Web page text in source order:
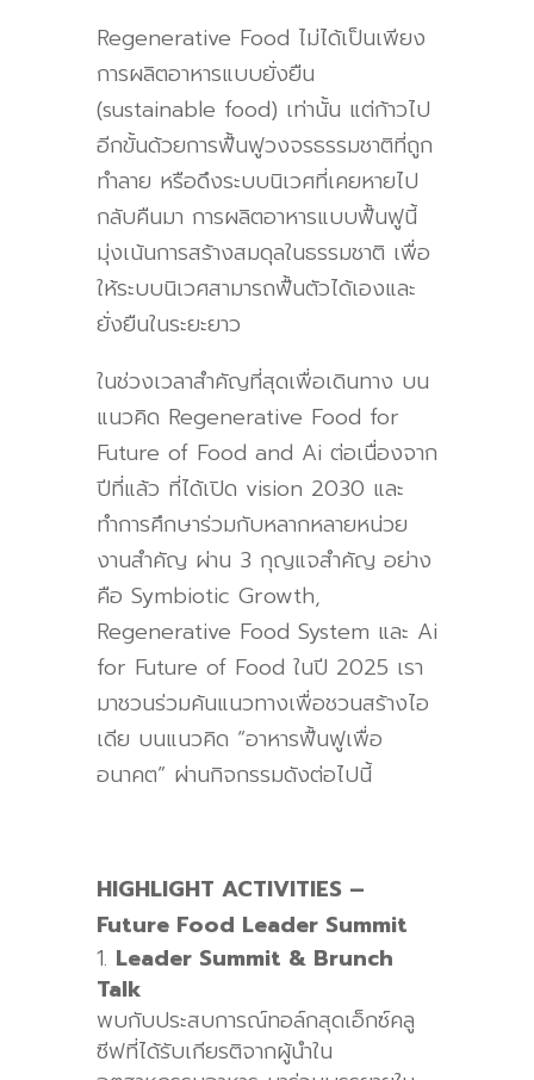
Regenerative Food ไม่ได้เป็นเพียง
การผลิตอาหารแบบยั่งยืน
(sustainable food) เท่านั้น แต่ก้าวไป
อีกขั้นด้วยการฟื้นฟูวงจรธรรมชาติที่ถูก
ทำลาย หรือดึงระบบนิเวศที่เคยหายไป
กลับคืนมา การผลิตอาหารแบบฟื้นฟูนี้
มุ่งเน้นการสร้างสมดุลในธรรมชาติ เพื่อ
ให้ระบบนิเวศสามารถฟื้นตัวได้เองและ
ยั่งยืนในระยะยาว
ในช่วงเวลาสำคัญที่สุดเพื่อเดินทาง บน
แนวคิด Regenerative Food for
Future of Food and Ai ต่อเนื่องจาก
ปีที่แล้ว ที่ได้เปิด vision 2030 และ
ทำการศึกษาร่วมกับหลากหลายหน่วย
งานสำคัญ ผ่าน 3 กุญแจสำคัญ อย่าง
คือ Symbiotic Growth,
Regenerative Food System และ Ai
for Future of Food ในปี 2025 เรา
มาชวนร่วมค้นแนวทางเพื่อชวนสร้างไอ
เดีย บนแนวคิด “อาหารฟื้นฟูเพื่อ
อนาคต” ผ่านกิจกรรมดังต่อไปนี้
HIGHLIGHT ACTIVITIES –
Future Food Leader Summit
Leader Summit & Brunch
Talk
พบกับประสบการณ์ทอล์กสุดเอ็กซ์คลู
ซีฟที่ได้รับเกียรติจากผู้นำใน